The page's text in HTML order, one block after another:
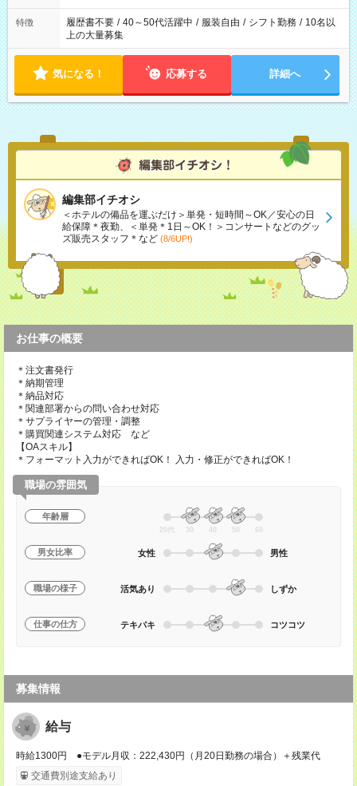
特徴 履歴書不要 / 40～50代活躍中 / 服装自由 / シフト勤務 / 10名以
上の大量募集
気になる！ 応募する 詳細へ
編集部イチオシ
＜ホテルの備品を運ぶだけ＞単発・短時間～OK／安心の日
給保障＊夜勤、＜単発＊1日～OK！＞コンサートなどのグッ
ズ販売スタッフ＊など (8/6UP!)
お仕事の概要
＊注文書発行
＊納期管理
＊納品対応
＊関連部署からの問い合わせ対応
＊サプライヤーの管理・調整
＊購買関連システム対応 など
【OAスキル】
＊フォーマット入力ができればOK！ 入力・修正ができればOK！
職場の雰囲気
年齢層
20代 30 40 50 60
男女比率 女性 男性
職場の様子 活気あり しずか
仕事の仕方 テキパキ コツコツ
募集情報
給与
時給1300円 ●モデル月収：222,430円（月20日勤務の場合）＋残業代
交通費別途支給あり